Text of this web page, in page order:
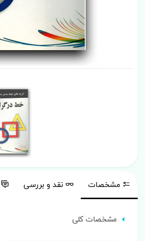
مشخصات نقد و بررسی
مشخصات کلی